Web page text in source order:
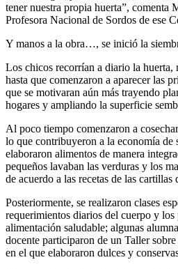
tener nuestra propia huerta”, comenta
Profesora Nacional de Sordos de ese
Y manos a la obra…, se inició la
Los chicos recorrían a diario la huerta,
hasta que comenzaron a aparecer las
que se motivaran aún más trayendo
hogares y ampliando la superficie
Al poco tiempo comenzaron a
lo que contribuyeron a la economía de
elaboraron alimentos de manera
pequeños lavaban las verduras y los
de acuerdo a las recetas de las cartillas
Posteriormente, se realizaron clases
requerimientos diarios del cuerpo y los
alimentación saludable; algunas
docente participaron de un Taller
en el que elaboraron dulces y